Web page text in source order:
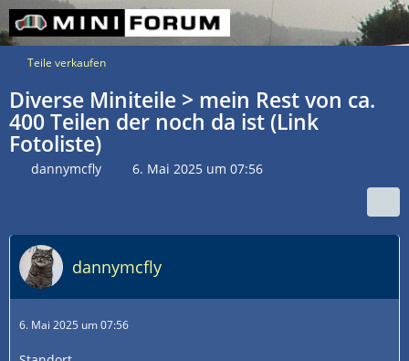
Teile verkaufen
Diverse Miniteile > mein Rest von ca.
400 Teilen der noch da ist (Link
Fotoliste)
dannymcfly 6. Mai 2025 um 07:56
dannymcfly
6. Mai 2025 um 07:56